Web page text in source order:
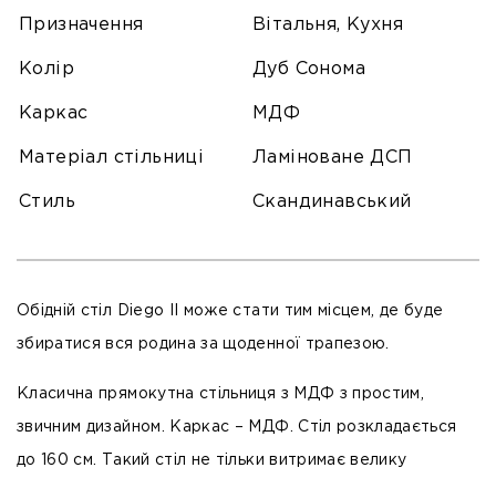
Призначення Вітальня, Кухня
Колір Дуб Сонома
Каркас МДФ
Матеріал стільниці Ламіноване ДСП
Стиль Скандинавський
Обідній стіл Diego II може стати тим місцем, де буде
збиратися вся родина за щоденної трапезою.
Класична прямокутна стільниця з МДФ з простим,
звичним дизайном. Каркас – МДФ. Стіл розкладається
до 160 см. Такий стіл не тільки витримає велику